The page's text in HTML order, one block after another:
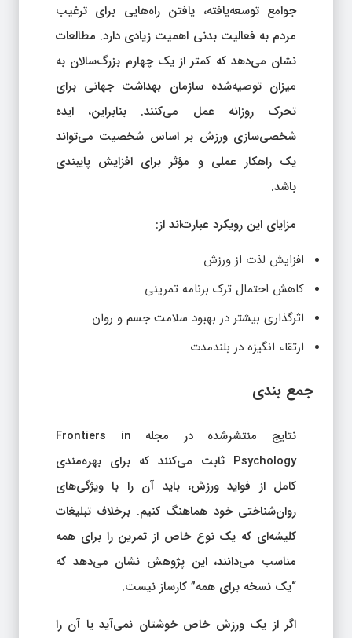
جوامع توسعه‌یافته، یافتن راه‌هایی برای ترغیب
مردم به فعالیت بدنی اهمیت زیادی دارد. مطالعات
نشان می‌دهد که کمتر از یک چهارم بزرگ‌سالان به
میزان توصیه‌شده سازمان بهداشت جهانی برای
تحرک روزانه عمل می‌کنند. بنابراین، ایده
شخصی‌سازی ورزش بر اساس شخصیت می‌تواند
یک راهکار عملی و مؤثر برای افزایش پایبندی
باشد.
مزایای این رویکرد عبارت‌اند از:
افزایش لذت از ورزش
کاهش احتمال ترک برنامه تمرینی
اثرگذاری بیشتر در بهبود سلامت جسم و روان
ارتقاء انگیزه در بلندمدت
جمع‌ بندی
نتایج منتشرشده در مجله Frontiers in
Psychology ثابت می‌کنند که برای بهره‌مندی
کامل از فواید ورزش، باید آن را با ویژگی‌های
روان‌شناختی خود هماهنگ کنیم. برخلاف تبلیغات
کلیشه‌ای که یک نوع خاص از تمرین را برای همه
مناسب می‌دانند، این پژوهش نشان می‌دهد که
“یک نسخه برای همه” کارساز نیست.
اگر از یک ورزش خاص خوشتان نمی‌آید یا آن را